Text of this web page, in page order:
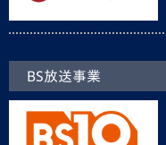
BS放送事業